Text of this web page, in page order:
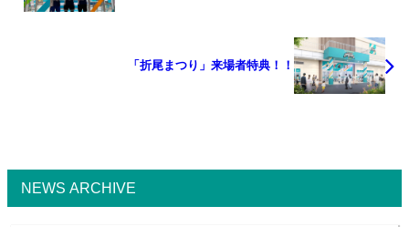
「折尾まつり」来場者特典！！
NEWS ARCHIVE